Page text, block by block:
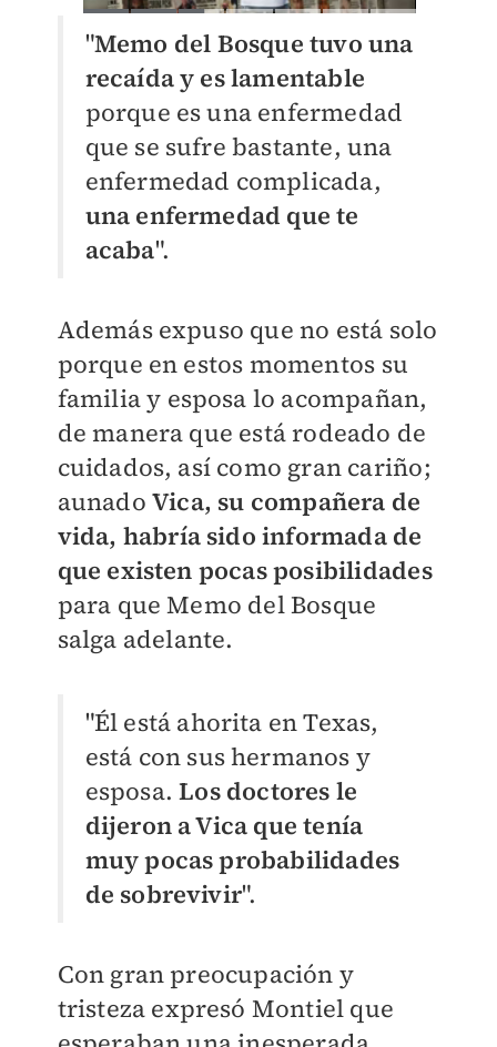
"Memo del Bosque tuvo una
recaída y es lamentable
porque es una enfermedad
que se sufre bastante, una
enfermedad complicada,
una enfermedad que te
acaba".
Además expuso que no está solo
porque en estos momentos su
familia y esposa lo acompañan,
de manera que está rodeado de
cuidados, así como gran cariño;
aunado Vica, su compañera de
vida, habría sido informada de
que existen pocas posibilidades
para que Memo del Bosque
salga adelante.
"Él está ahorita en Texas,
está con sus hermanos y
esposa. Los doctores le
dijeron a Vica que tenía
muy pocas probabilidades
de sobrevivir".
Con gran preocupación y
tristeza expresó Montiel que